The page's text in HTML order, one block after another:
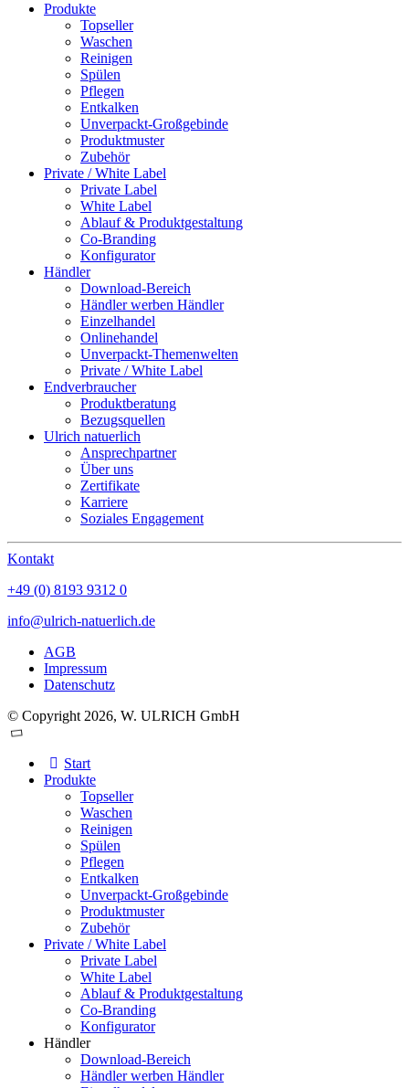
Produkte
Topseller
Waschen
Reinigen
Spülen
Pflegen
Entkalken
Unverpackt-Großgebinde
Produktmuster
Zubehör
Private / White Label
Private Label
White Label
Ablauf & Produktgestaltung
Co-Branding
Konfigurator
Händler
Download-Bereich
Händler werben Händler
Einzelhandel
Onlinehandel
Unverpackt-Themenwelten
Private / White Label
Endverbraucher
Produktberatung
Bezugsquellen
Ulrich natuerlich
Ansprechpartner
Über uns
Zertifikate
Karriere
Soziales Engagement
Kontakt
+49 (0) 8193 9312 0
info@ulrich-natuerlich.de
AGB
Impressum
Datenschutz
© Copyright 2026, W. ULRICH GmbH
Start
Produkte
Topseller
Waschen
Reinigen
Spülen
Pflegen
Entkalken
Unverpackt-Großgebinde
Produktmuster
Zubehör
Private / White Label
Private Label
White Label
Ablauf & Produktgestaltung
Co-Branding
Konfigurator
Händler
Download-Bereich
Händler werben Händler